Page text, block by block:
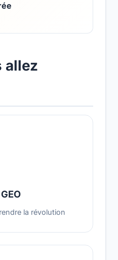
allez
la révolution